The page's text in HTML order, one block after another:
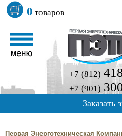
0 товаров
+7 (812)
+7 (901)
Заказать
Первая Энерготехническая